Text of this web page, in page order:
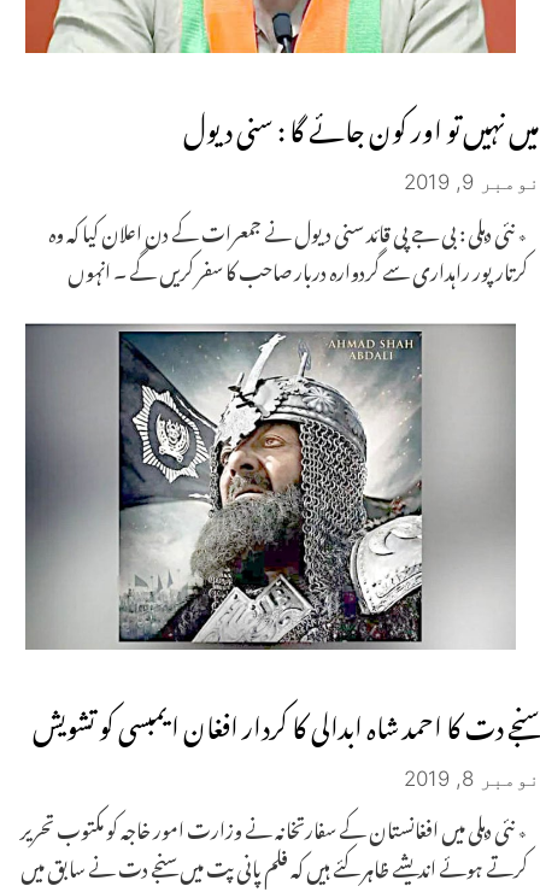
میں نہیں تو اور کون جائے گا : سنی دیول
نومبر 9, 2019
٭ نئی دہلی : بی جے پی قائد سنی دیول نے جمعرات کے دن اعلان کیا کہ وہ
کرتارپور راہداری سے گردوارہ دربار صاحب کا سفر کریں گے ۔ انہوں
سنجے دت کا احمد شاہ ابدالی کا کردار افغان ایمبسی کو تشویش
نومبر 8, 2019
٭ نئی دہلی میں افغانستان کے سفارتخانہ نے وزارت امور خاجہ کو مکتوب تحریر
کرتے ہوئے اندیشے ظاہر کئے ہیں کہ فلم پانی پت میں سنجے دت نے سابق میں